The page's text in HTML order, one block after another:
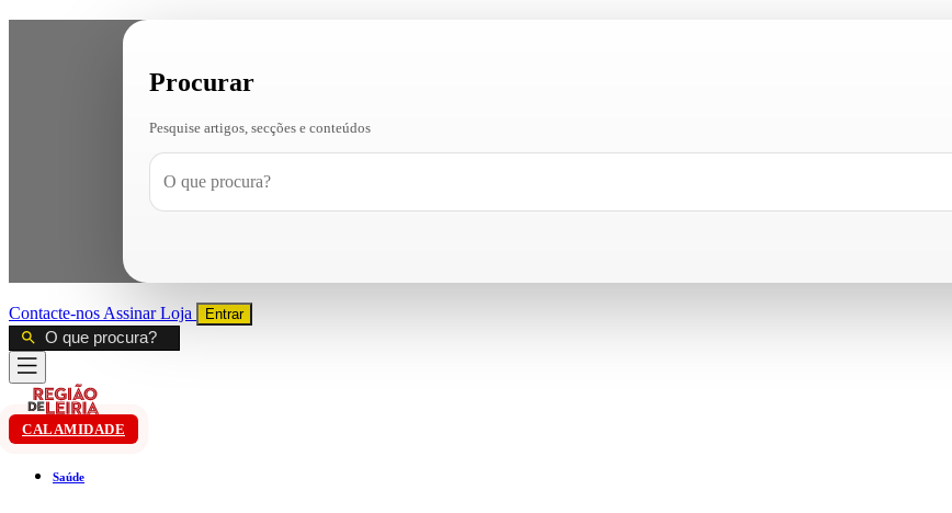
Procurar
Pesquise artigos, secções e conteúdos
Contacte-nos AssinarLoja Entrar
CALAMIDADE
Saúde